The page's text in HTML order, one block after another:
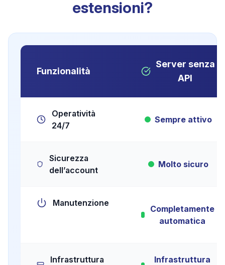
estensioni?
Funzionalità
Server senza
API
Operatività
24/7
Sempre attivo
Sicurezza
dell’account
Molto sicuro
Manutenzione
Completamente
automatica
Infrastruttura
Infrastruttura